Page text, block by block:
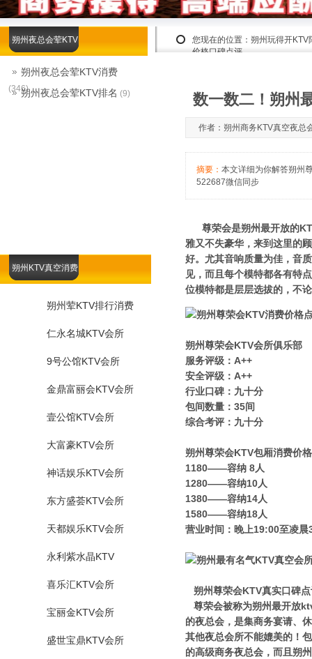
您现在的位置： 朔州玩得开KTV
价格口碑点评
朔州KTV真空消费
朔州荤KTV排行消费
仁永名城KTV会所
9号公馆KTV会所
金鼎富丽会KTV会所
壹公馆KTV会所
大富豪KTV会所
神话娱乐KTV会所
东方盛荟KTV会所
天都娱乐KTV会所
永利紫水晶KTV
喜乐汇KTV会所
宝丽金KTV会所
盛世宝鼎KTV会所
数一数二！朔州
作者：朔州商务KTV真空夜
摘要： 本文详细为你解答朔州
522687微信同步
尊荣会是朔州最开放的
雅又不失豪华，来到这里的
好。尤其音响质量为佳，音
见，而且每个模特都各有特
位模特都是层层选拔的，不
朔州尊荣会KTV会所俱乐部
服务评级：A++
安全评级：A++
行业口碑：九十分
包间数量：35间
综合考评：九十分
朔州尊荣会KTV包厢消费价格
1180——容纳 8人
1280——容纳10人
1380——容纳14人
1580——容纳18人
营业时间：晚上19:00至凌晨
朔州尊荣会KTV真实口碑
尊荣会被称为朔州最开放
的夜总会，是集商务宴请、
其他夜总会所不能媲美的！
的高级商务夜总会，而且朔
朔州夜总会荤KTV
朔州夜总会荤KTV消费
(346)朔州夜总会荤KTV排名 (9)